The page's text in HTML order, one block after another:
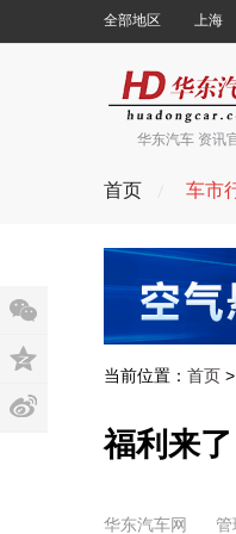
全部地区 上海
华东汽车 资讯
首页 车市
当前位置： 首页 >
福利来
华东汽车网 管